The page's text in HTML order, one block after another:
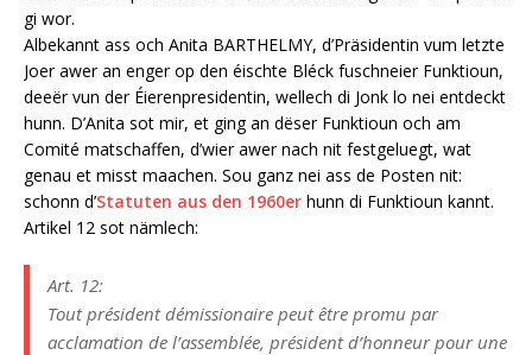
gi wor.
Albekannt ass och Anita BARTHELMY, d’Präsidentin vum letzte
Joer awer an enger op den éischte Bléck fuschneier Funktioun,
deeër vun der Éierenpresidentin, wellech di Jonk lo nei entdeckt
hunn. D’Anita sot mir, et ging an dëser Funktioun och am
Comité matschaffen, d’wier awer nach nit festgeluegt, wat
genau et misst maachen. Sou ganz nei ass de Posten nit:
schonn d’Statuten aus den 1960er hunn di Funktioun kannt.
Artikel 12 sot nämlech:
Art. 12:
Tout président démissionaire peut être promu par
acclamation de l’assemblée, président d’honneur pour une